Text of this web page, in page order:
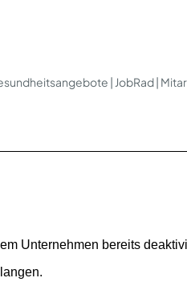
| JobRad |